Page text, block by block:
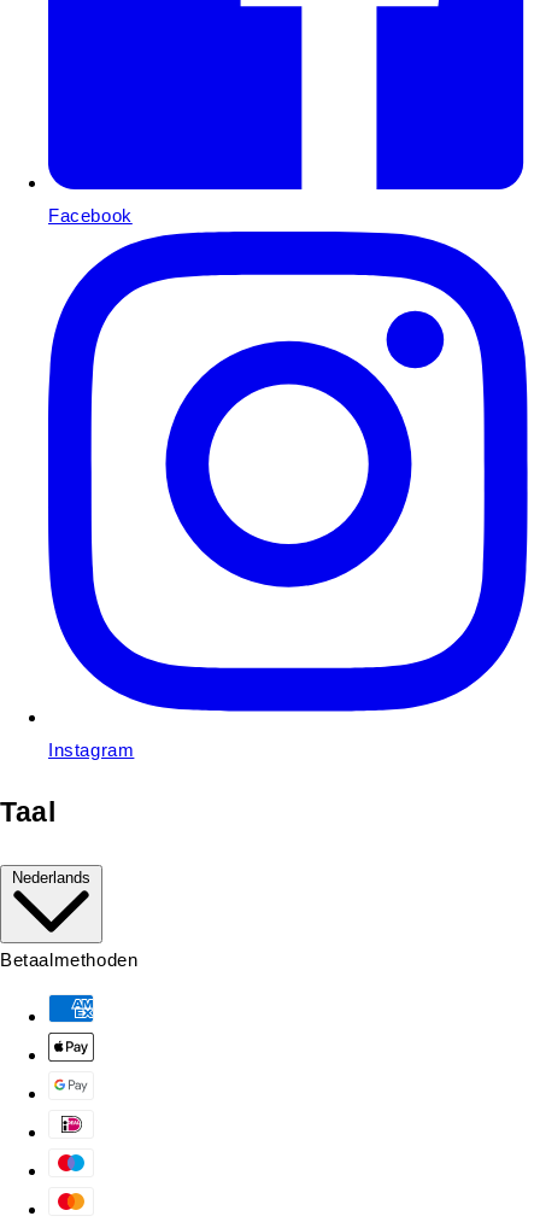
Facebook
Instagram
Taal
Nederlands
Betaalmethoden